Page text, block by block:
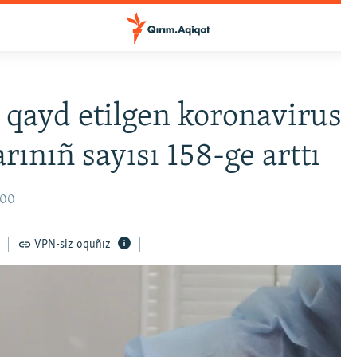
etilgen koronavirus
sayısı 158-ge arttı
VPN-siz oquñız